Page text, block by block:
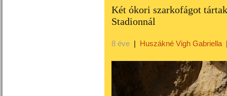
Két ókori szarkofágot
Stadionnál
8 éve | Huszákné Vigh Gabriella